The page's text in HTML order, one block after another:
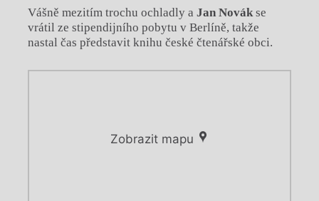
Vášně mezitím trochu ochladly a Jan Novákse
vrátil ze stipendijního pobytu v Berlíně, takže
nastal čas představit knihu české čtenářské obci.
Zobrazit mapu